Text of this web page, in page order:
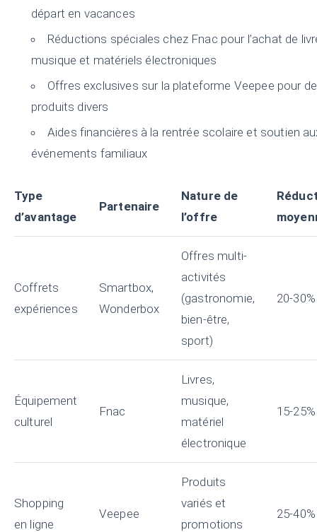
départ en vacances
Réductions spéciales chez Fnac pour l’achat de
musique et matériels électroniques
Offres exclusives sur la plateforme Veepee pour
produits divers
Aides financières à la rentrée scolaire et soutien
événements familiaux
Type
d’avantage
Partenaire
Nature de
l’offre
Coffrets
expériences
Smartbox,
Wonderbox
Offres multi-
activités
(gastronomie,
bien-être,
sport)
20-30%
Équipement
culturel
Fnac
Livres,
musique,
matériel
électronique
15-25%
Shopping
en ligne
Veepee
Produits
variés et
promotions
25-40%